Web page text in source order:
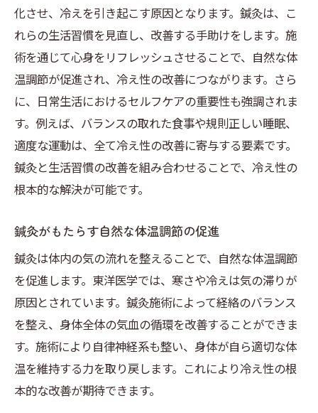
東洋医学が紐解く冷え性の原因と鍼灸の可能性
東洋医学で考える体調不良の原因
冷え性のメカニズムを理解する
鍼灸で可能な冷え性改善の可能性
東洋医学と西洋医学の違いを知る
冷え性に対する鍼灸の効果的なアプローチ
東洋医学の理論が支える鍼灸の実践
鍼灸で得られる冷え性対策のメリットと心身の
冷え性改善における鍼灸の総合的メリット
心身の健康を支える鍼灸の効果
ストレス軽減と冷え性改善の関連性
鍼灸による慢性的な冷え性の解消
鍼灸施術で得られるリラクゼーション
心身のバランスを整える鍼灸の効果
化させ、冷えを引き起こす原因となります。鍼灸は、こ
れらの生活習慣を見直し、改善する手助けをします。施
術を通じて心身をリフレッシュさせることで、自然な体
温調節が促進され、冷え性の改善につながります。さら
に、日常生活におけるセルフケアの重要性も強調されま
す。例えば、バランスの取れた食事や規則正しい睡眠、
適度な運動は、全て冷え性の改善に寄与する要素です。
鍼灸と生活習慣の改善を組み合わせることで、冷え性の
根本的な解決が可能です。
鍼灸がもたらす自然な体温調節の促進
鍼灸は体内の気の流れを整えることで、自然な体温調節
を促進します。東洋医学では、寒さや冷えは気の滞りが
原因とされています。鍼灸施術によって経絡のバランス
を整え、身体全体の気血の循環を改善することができま
す。施術により自律神経系も整い、身体が自ら適切な体
温を維持する力を取り戻します。これにより冷え性の根
本的な改善が期待できます。